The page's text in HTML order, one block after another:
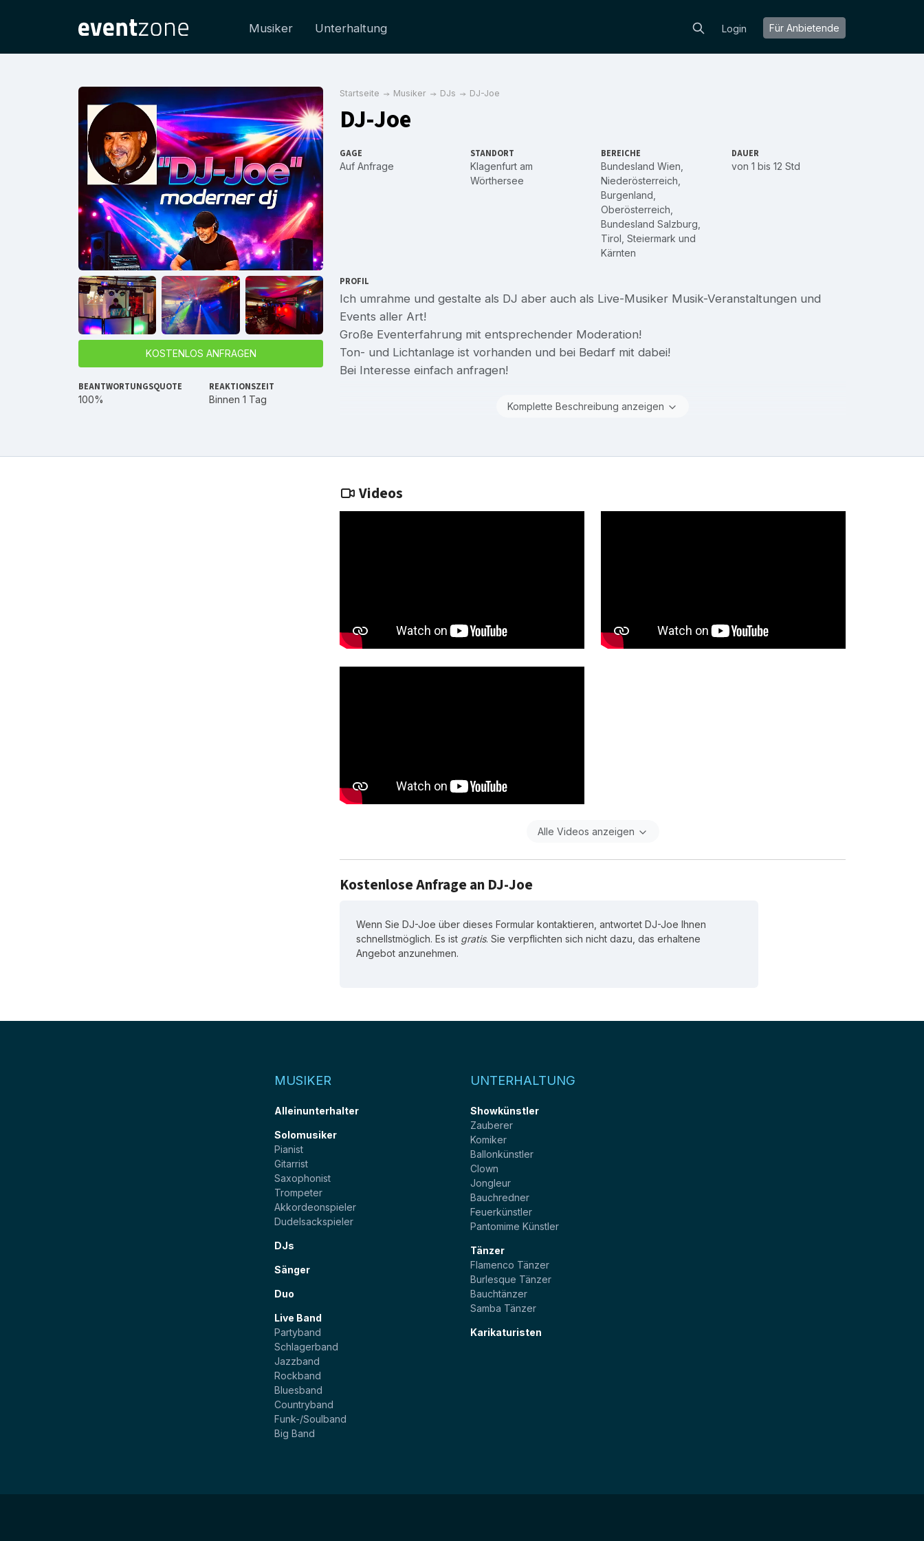
Musiker Unterhaltung Login Für Anbietende
KOSTENLOS ANFRAGEN
BEANTWORTUNGSQUOTE
100%
REAKTIONSZEIT
Binnen 1 Tag
Startseite Musiker DJs DJ-Joe
DJ-Joe
GAGE
Auf Anfrage
STANDORT
Klagenfurt am
Wörthersee
BEREICHE
Bundesland Wien
Niederösterreich
Burgenland
Oberösterreich
Bundesland Salzburg
Tirol Steiermark und
Kärnten
DAUER
von 1 bis 12 Std
PROFIL
Ich umrahme und gestalte als DJ aber auch als Live-Musiker Musik-Veranstaltungen und
Events aller Art!
Große Eventerfahrung mit entsprechender Moderation!
Ton- und Lichtanlage ist vorhanden und bei Bedarf mit dabei!
Bei Interesse einfach anfragen!
Komplette Beschreibung anzeigen
Videos
Alle Videos anzeigen
Kostenlose Anfrage an DJ-Joe
Wenn Sie DJ-Joe über dieses Formular kontaktieren, antwortet DJ-Joe Ihnen
schnellstmöglich. Es ist gratis. Sie verpflichten sich nicht dazu, das erhaltene
Angebot anzunehmen.
MUSIKER
Alleinunterhalter
Solomusiker
Pianist
Gitarrist
Saxophonist
Trompeter
Akkordeonspieler
Dudelsackspieler
DJs
Sänger
Duo
Live Band
Partyband
Schlagerband
Jazzband
Rockband
Bluesband
Countryband
Funk-/Soulband
Big Band
UNTERHALTUNG
Showkünstler
Zauberer
Komiker
Ballonkünstler
Clown
Jongleur
Bauchredner
Feuerkünstler
Pantomime Künstler
Tänzer
Flamenco Tänzer
Burlesque Tänzer
Bauchtänzer
Samba Tänzer
Karikaturisten